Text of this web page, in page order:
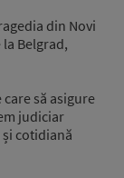
din Novi
Belgrad,
să asigure
judiciar
cotidiană